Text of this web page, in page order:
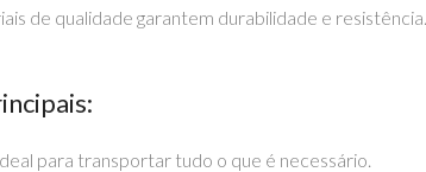
de qualidade garantem durabilidade e
para transportar tudo o que é necessário.